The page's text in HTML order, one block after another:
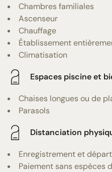
Chambres familiales
Ascenseur
Chauffage
Établissement
Climatisation
Espaces piscine et
Chaises longues ou de
Parasols
Distanciation
Enregistrement et
Paiement sans espèces